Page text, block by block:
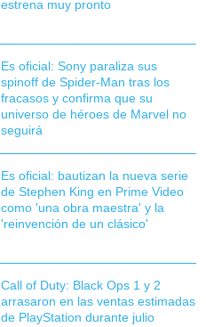
estrena muy pronto
Es oficial: Sony paraliza sus
spinoff de Spider-Man tras los
fracasos y confirma que su
universo de héroes de Marvel no
seguirá
Es oficial: bautizan la nueva serie
de Stephen King en Prime Video
como 'una obra maestra' y la
'reinvención de un clásico'
Call of Duty: Black Ops 1 y 2
arrasaron en las ventas estimadas
de PlayStation durante julio